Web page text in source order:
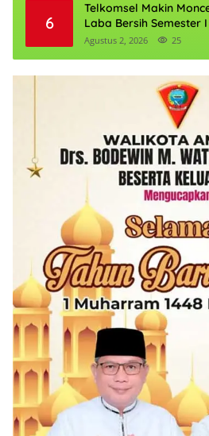
6
Telkomsel Makin
Laba Bersih Semester
Triliun
Agustus 2, 2026 25